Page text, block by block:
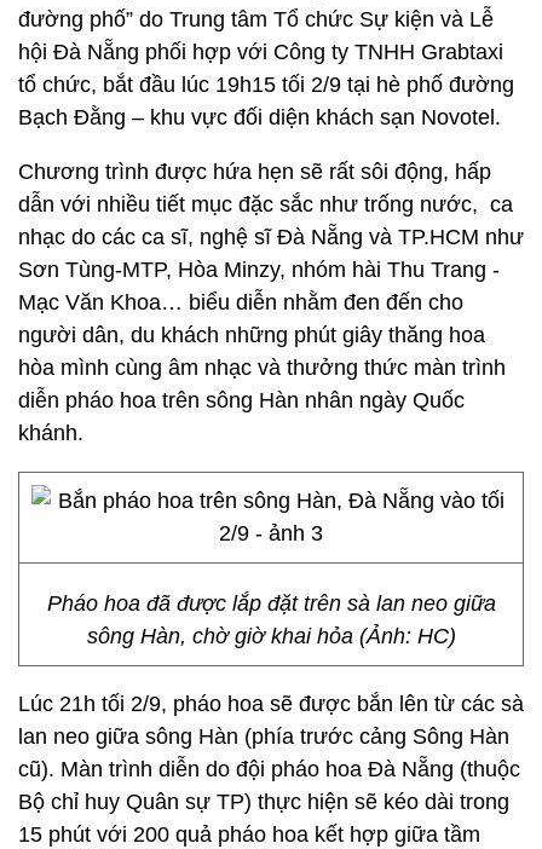
đường phố” do Trung tâm Tổ chức Sự kiện và Lễ
hội Đà Nẵng phối hợp với Công ty TNHH Grabtaxi
tổ chức, bắt đầu lúc 19h15 tối 2/9 tại hè phố đường
Bạch Đằng – khu vực đối diện khách sạn Novotel.
Chương trình được hứa hẹn sẽ rất sôi động, hấp
dẫn với nhiều tiết mục đặc sắc như trống nước, ca
nhạc do các ca sĩ, nghệ sĩ Đà Nẵng và TP.HCM như
Sơn Tùng-MTP, Hòa Minzy, nhóm hài Thu Trang -
Mạc Văn Khoa… biểu diễn nhằm đen đến cho
người dân, du khách những phút giây thăng hoa
hòa mình cùng âm nhạc và thưởng thức màn trình
diễn pháo hoa trên sông Hàn nhân ngày Quốc
khánh.
Pháo hoa đã được lắp đặt trên sà lan neo giữa
sông Hàn, chờ giờ khai hỏa (Ảnh: HC)
Lúc 21h tối 2/9, pháo hoa sẽ được bắn lên từ các sà
lan neo giữa sông Hàn (phía trước cảng Sông Hàn
cũ). Màn trình diễn do đội pháo hoa Đà Nẵng (thuộc
Bộ chỉ huy Quân sự TP) thực hiện sẽ kéo dài trong
15 phút với 200 quả pháo hoa kết hợp giữa tầm